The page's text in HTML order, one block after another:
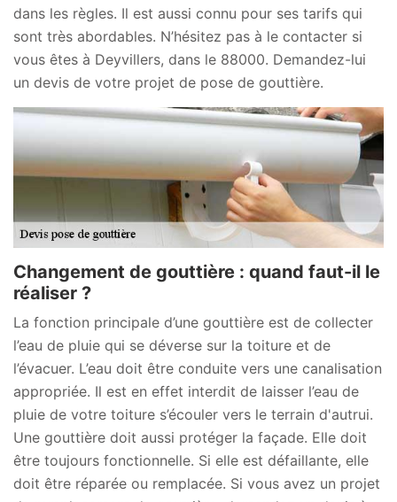
dans les règles. Il est aussi connu pour ses tarifs qui
sont très abordables. N’hésitez pas à le contacter si
vous êtes à Deyvillers, dans le 88000. Demandez-lui
un devis de votre projet de pose de gouttière.
Changement de gouttière : quand faut-il le
réaliser ?
La fonction principale d’une gouttière est de collecter
l’eau de pluie qui se déverse sur la toiture et de
l’évacuer. L’eau doit être conduite vers une canalisation
appropriée. Il est en effet interdit de laisser l’eau de
pluie de votre toiture s’écouler vers le terrain d'autrui.
Une gouttière doit aussi protéger la façade. Elle doit
être toujours fonctionnelle. Si elle est défaillante, elle
doit être réparée ou remplacée. Si vous avez un projet